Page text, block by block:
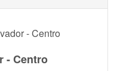
- Centro